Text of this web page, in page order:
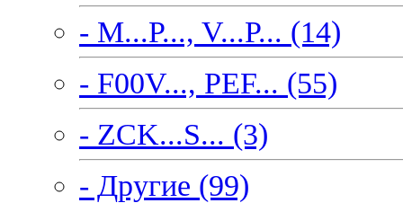
- M...P..., V...P... (14)
- F00V..., PEF... (55)
- ZCK...S... (3)
- Другие (99)